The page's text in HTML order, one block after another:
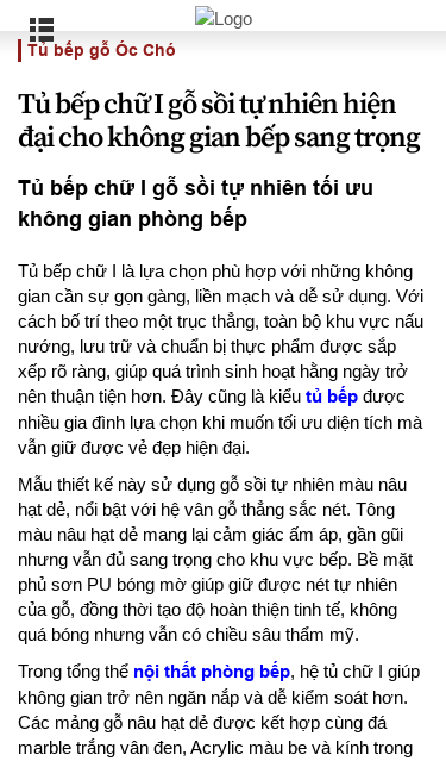
Tủ bếp gỗ Óc Chó
Tủ bếp chữ I gỗ sồi tự nhiên hiện
đại cho không gian bếp sang trọng
Tủ bếp chữ I gỗ sồi tự nhiên tối ưu
không gian phòng bếp
Tủ bếp chữ I là lựa chọn phù hợp với những không
gian cần sự gọn gàng, liền mạch và dễ sử dụng. Với
cách bố trí theo một trục thẳng, toàn bộ khu vực nấu
nướng, lưu trữ và chuẩn bị thực phẩm được sắp
xếp rõ ràng, giúp quá trình sinh hoạt hằng ngày trở
nên thuận tiện hơn. Đây cũng là kiểu tủ bếp được
nhiều gia đình lựa chọn khi muốn tối ưu diện tích mà
vẫn giữ được vẻ đẹp hiện đại.
Mẫu thiết kế này sử dụng gỗ sồi tự nhiên màu nâu
hạt dẻ, nổi bật với hệ vân gỗ thẳng sắc nét. Tông
màu nâu hạt dẻ mang lại cảm giác ấm áp, gần gũi
nhưng vẫn đủ sang trọng cho khu vực bếp. Bề mặt
phủ sơn PU bóng mờ giúp giữ được nét tự nhiên
của gỗ, đồng thời tạo độ hoàn thiện tinh tế, không
quá bóng nhưng vẫn có chiều sâu thẩm mỹ.
Trong tổng thể nội thất phòng bếp, hệ tủ chữ I giúp
không gian trở nên ngăn nắp và dễ kiểm soát hơn.
Các mảng gỗ nâu hạt dẻ được kết hợp cùng đá
marble trắng vân đen, Acrylic màu be và kính trong